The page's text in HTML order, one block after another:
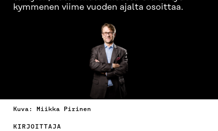
kymmenen viime vuoden ajalta osoittaa.
Kuva: Miikka Pirinen
KIRJOITTAJA